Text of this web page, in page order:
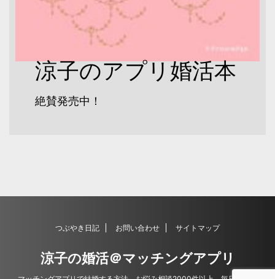
涼子のアプリ婚活本
絶賛発売中！
つぶやき日記 お問い合わせ サイトマップ
涼子の婚活＠マッチングアプリ